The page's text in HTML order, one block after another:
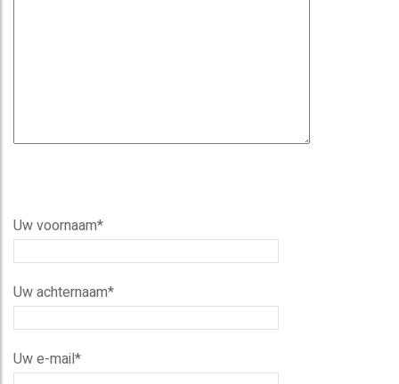
Uw voornaam*
Uw achternaam*
Uw e-mail*